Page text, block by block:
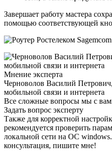
Завершает работу мастера
помощью соответствующей
Мнение эксперта
Черноволов Василий
мобильной связи и интернета
Все сложные вопросы мы с
Задать вопрос эксперту
Также для корректной
рекомендуется проверить
локальной сети на ОС
консультация, пишите мне!